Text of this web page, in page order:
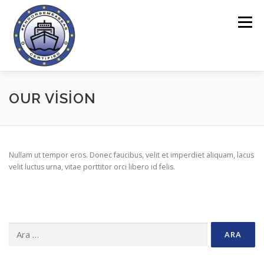
Menü
ANASAYFA ENDORSEME ARACI
OUR VISION
Nullam ut tempor eros. Donec faucibus, velit et imperdiet aliquam, lacus
velit luctus urna, vitae porttitor orci libero id felis.